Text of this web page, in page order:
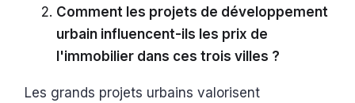
Comment les projets de développement
urbain influencent-ils les prix de
l'immobilier dans ces trois villes ?
Les grands projets urbains valorisent